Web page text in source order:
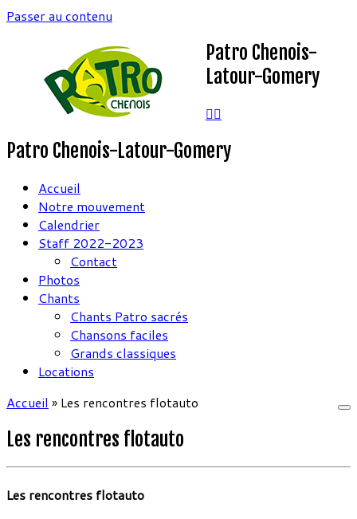
Passer au contenu
Patro Chenois-
Latour-Gomery
Patro Chenois-Latour-Gomery
Accueil
Notre mouvement
Calendrier
Staff 2022-2023
Contact
Photos
Chants
Chants Patro sacrés
Chansons faciles
Grands classiques
Locations
Accueil » Les rencontres flotauto
Les rencontres flotauto
Les rencontres flotauto